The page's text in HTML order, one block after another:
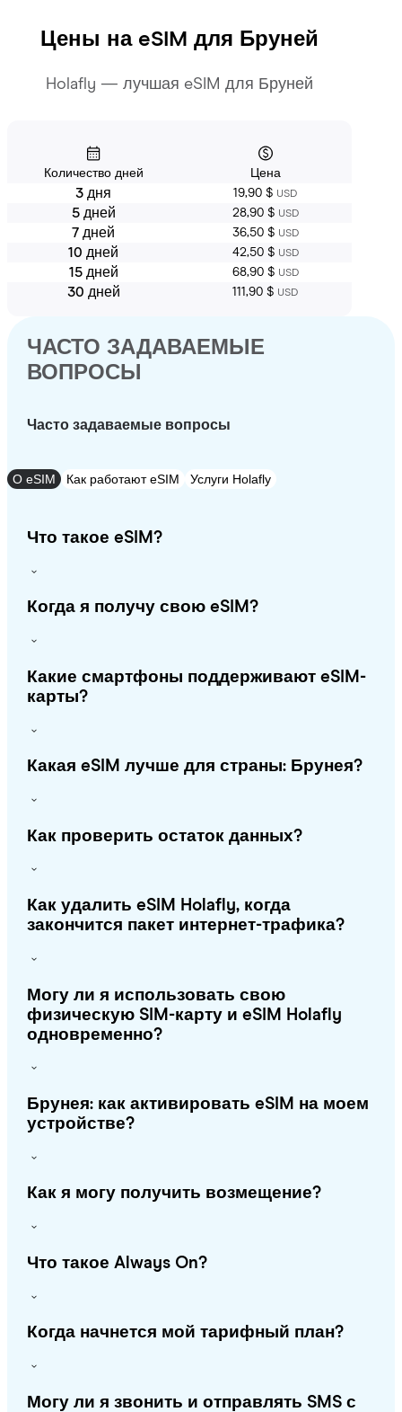
Цены на eSIM для Бруней
Holafly — лучшая eSIM для Бруней
Количество дней Цена
3 дня 19,90 $ USD
5 дней 28,90 $ USD
7 дней 36,50 $ USD
10 дней 42,50 $ USD
15 дней 68,90 $ USD
30 дней 111,90 $ USD
ЧАСТО ЗАДАВАЕМЫЕ
ВОПРОСЫ
Часто задаваемые вопросы
О eSIM Как работают eSIM Услуги Holafly
Что такое eSIM?
Когда я получу свою eSIM?
Какие смартфоны поддерживают eSIM-
карты?
Какая eSIM лучше для страны: Брунея?
Как проверить остаток данных?
Как удалить eSIM Holafly, когда
закончится пакет интернет-трафика?
Могу ли я использовать свою
физическую SIM-карту и eSIM Holafly
одновременно?
Брунея: как активировать eSIM на моем
устройстве?
Как я могу получить возмещение?
Что такое Always On?
Когда начнется мой тарифный план?
Могу ли я звонить и отправлять SMS с